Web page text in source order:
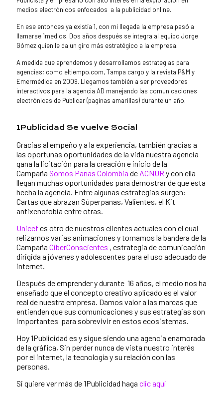
medios electrónicos enfocados a la publicidad online.
En ese entonces ya existía 1, con mi llegada la empresa pasó a
llamarse 1medios. Dos años después se integra al equipo Jorge
Gómez quien le da un giro más estratégico a la empresa.
A medida que aprendemos y desarrollamos estrategias para
agencias; como eltiempo.com, Tampa cargo y la revista P&M y
Emermédica en 2009. Llegamos también a ser proveedores
interactivos para la agencia AD manejando las comunicaciones
electrónicas de Publicar (paginas amarillas) durante un año.
1Publicidad Se vuelve Social
Gracias al empeño y a la experiencia, también gracias a
las oportunas oportunidades de la vida nuestra agencia
gana la licitación para la creación e inicio de la
Campaña Somos Panas Colombia de ACNUR y con ella
llegan muchas oportunidades para demostrar de que esta
hecha la agencia. Entre algunas estrategias surgen:
Cartas que abrazan Súperpanas, Valientes, el Kit
antixenofobia entre otras.
Unicef es otro de nuestros clientes actuales con el cual
relizamos varias animaciones y tomamos la bandera de la
Campaña CiberConscientes , estrategia de comunicación
dirigida a jóvenes y adolescentes para el uso adecuado de
internet.
Después de emprender y durante 16 años, el medio nos ha
enseñado que el concepto creativo aplicado es el valor
real de nuestra empresa. Damos valor a las marcas que
entienden que sus comunicaciones y sus estrategias son
importantes para sobrevivir en estos ecosistemas.
Hoy 1Publicidad es y sigue siendo una agencia enamorada
de la gráfica, Sin perder nunca de vista nuestro interés
por el internet, la tecnología y su relación con las
personas.
Si quiere ver más de 1Publicidad haga clic aquí